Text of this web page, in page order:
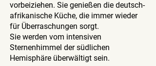
vorbeiziehen. Sie genießen die deutsch-
afrikanische Küche, die immer wieder
für Überraschungen sorgt.
Sie werden vom intensiven
Sternenhimmel der südlichen
Hemisphäre überwältigt sein.